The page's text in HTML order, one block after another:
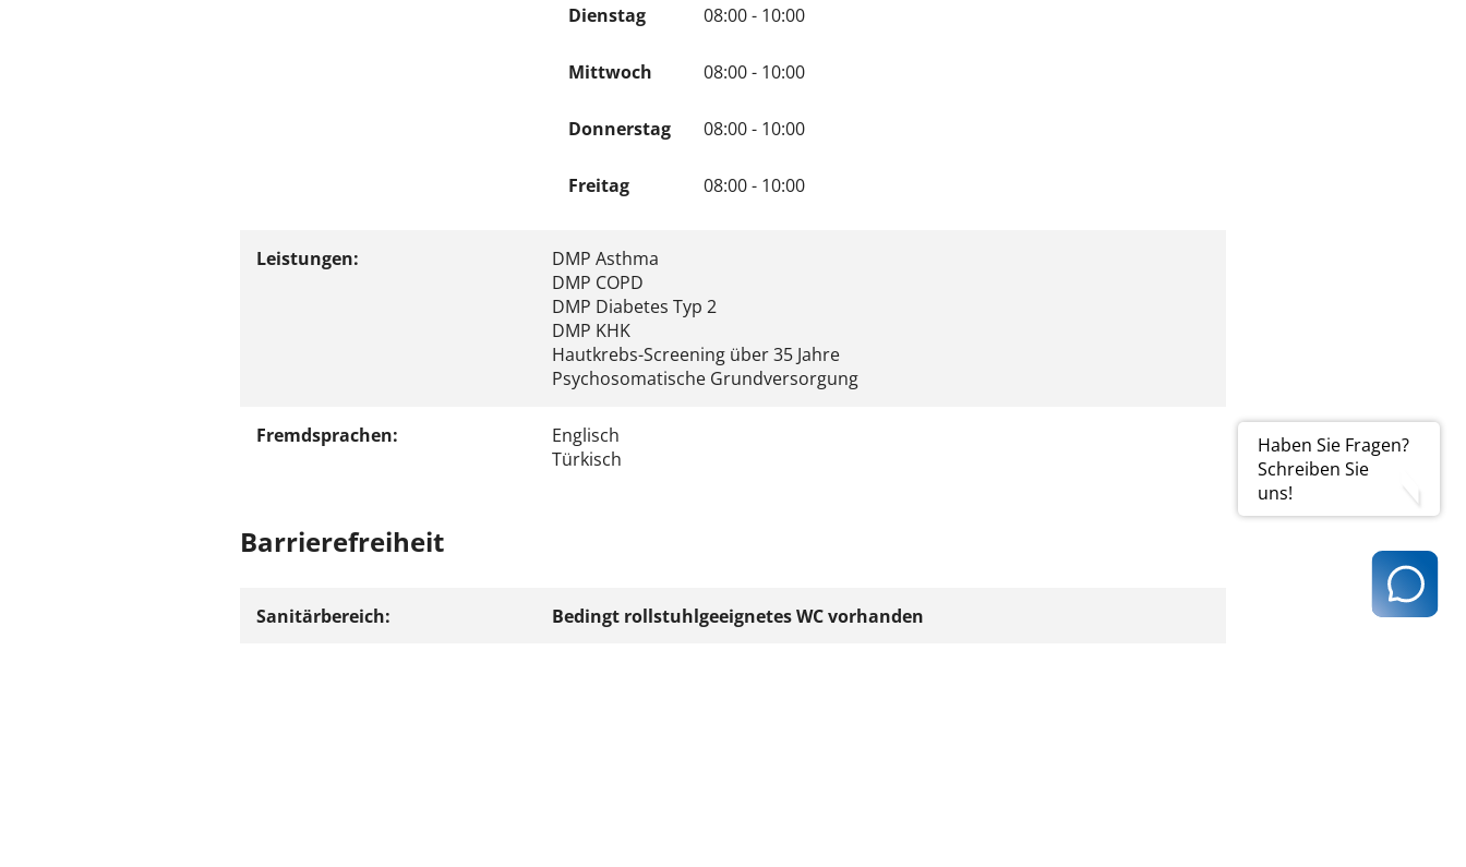
Haben Sie Fragen?
Schreiben Sie
uns!
Dienstag 08:00 - 10:00
Mittwoch 08:00 - 10:00
Donnerstag 08:00 - 10:00
Freitag 08:00 - 10:00
Leistungen:
DMP Asthma
DMP COPD
DMP Diabetes Typ 2
DMP KHK
Hautkrebs-Screening über 35 Jahre
Psychosomatische Grundversorgung
Fremdsprachen:
Englisch
Türkisch
Barrierefreiheit
Sanitärbereich:
Bedingt rollstuhlgeeignetes WC vorhanden